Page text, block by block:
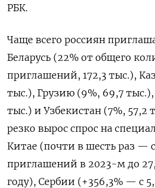
РБК.
Чаще всего россиян
Беларусь (22% от общего
приглашений, 172,3 тыс.),
тыс.), Грузию (9%, 69,7
тыс.) и Узбекистан (7%, 57,2
резко вырос спрос на
Китае (почти в шесть раз —
приглашений в 2023-м до
году), Сербии (+356,3% — с